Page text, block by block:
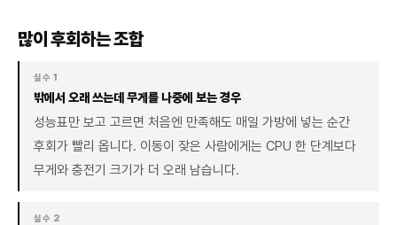
많이 후회하는 조합
실수 1
밖에서 오래 쓰는데 무게를 나중에 보는 경우
성능표만 보고 고르면 처음엔 만족해도 매일 가방에 넣는 순간
후회가 빨리 옵니다. 이동이 잦은 사람에게는 CPU 한 단계보다
무게와 충전기 크기가 더 오래 남습니다.
실수 2